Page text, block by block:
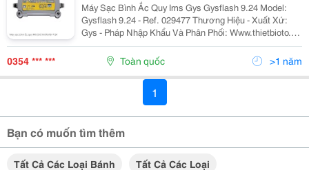
Máy Sạc Bình Ắc Quy Ims Gys Gysflash 9.24 Model:
Gysflash 9.24 - Ref. 029477 Thương Hiệu - Xuất Xứ:
Gys - Pháp Nhập Khẩu Và Phân Phối: Www.thietbioto.vn
Mô Tả: . Máy Sạc Bình Ắc Quy Được Thiết Kế Đặc Biệt
Để Sạc Tất Cả Các Loại Bình 6V,...
0354 *** *** Toàn quốc >1 năm
1
Bạn có muốn tìm thêm
Tất Cả Các Loại Bánh
Tất Cả Các Loại